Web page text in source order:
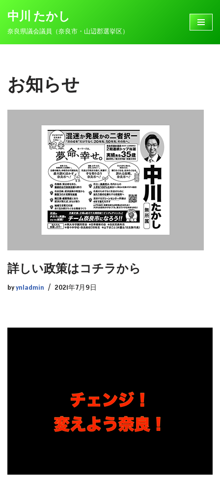
コ
へ
キ
中川 たかし
奈良県議会議員（奈良市・山辺郡選挙区）
お知らせ
詳しい政策はコチラから
byynladmin 2021年7月9日